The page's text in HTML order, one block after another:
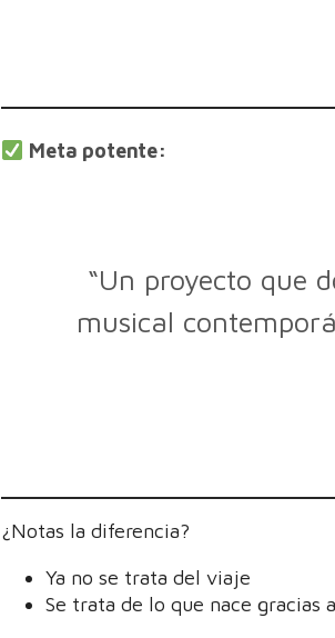
Meta potente:
“Un proyecto que
musical
¿Notas la diferencia?
Ya no se trata del viaje
Se trata de lo que nace gracias